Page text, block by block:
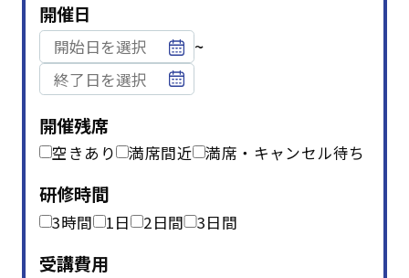
開催日
~
開催残席
空きあり 満席間近 満席・キャンセル待ち
研修時間
3時間 1日 2日間 3日間
受講費用